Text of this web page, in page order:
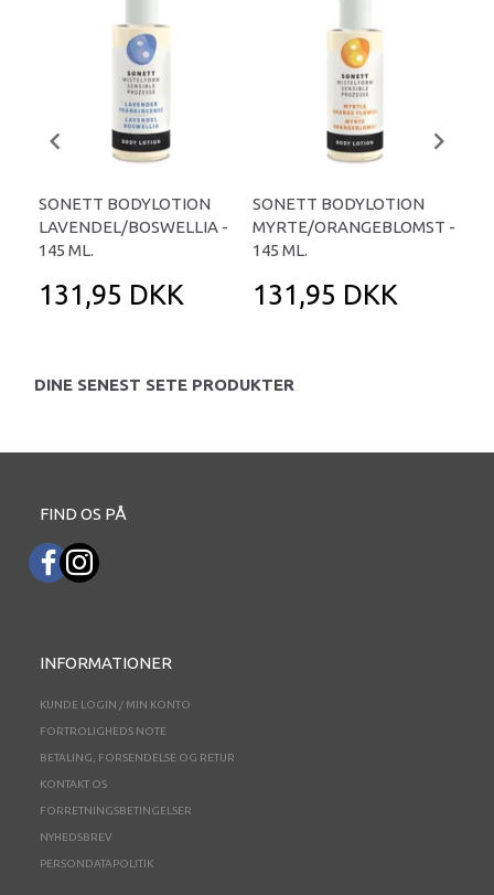
SONETT BODYLOTION
LAVENDEL/BOSWELLIA -
145 ML.
131,95 DKK
SONETT BODYLOTION
MYRTE/ORANGEBLOMST -
145 ML.
131,95 DKK
DINE SENEST SETE PRODUKTER
FIND OS PÅ
INFORMATIONER
KUNDE LOGIN / MIN KONTO
FORTROLIGHEDS NOTE
BETALING, FORSENDELSE OG RETUR
KONTAKT OS
FORRETNINGSBETINGELSER
NYHEDSBREV
PERSONDATAPOLITIK